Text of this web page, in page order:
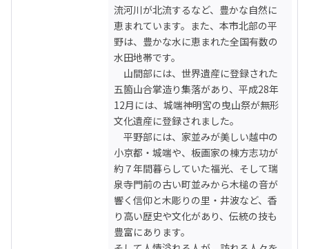
流河川が北流するなど、豊かな自然に
恵まれています。また、本市北部の平
野は、豊かな水に恵まれた全国有数の
水田地帯です。
山間部には、世界遺産に登録された
五箇山合掌造り集落があり、平成28年
12月には、城端神明宮の曳山祭が無形
文化遺産に登録されました。
平野部には、家並みが美しい越中の
小京都・城端や、板画家の棟方志功が
約７年間暮らしていた福光、そして瑞
泉寺門前の古い町並みから木槌の音が
響く信仰と木彫りの里・井波など、香
り高い歴史や文化があり、伝統の技も
豊富にあります。